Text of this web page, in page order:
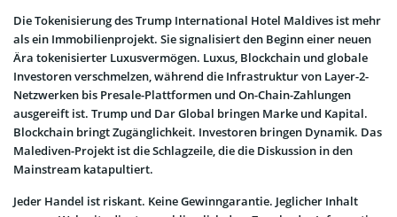
Die Tokenisierung des Trump International Hotel Maldives ist mehr
als ein Immobilienprojekt. Sie signalisiert den Beginn einer neuen
Ära tokenisierter Luxusvermögen. Luxus, Blockchain und globale
Investoren verschmelzen, während die Infrastruktur von Layer-2-
Netzwerken bis Presale-Plattformen und On-Chain-Zahlungen
ausgereift ist. Trump und Dar Global bringen Marke und Kapital.
Blockchain bringt Zugänglichkeit. Investoren bringen Dynamik. Das
Malediven-Projekt ist die Schlagzeile, die die Diskussion in den
Mainstream katapultiert.
Jeder Handel ist riskant. Keine Gewinngarantie. Jeglicher Inhalt